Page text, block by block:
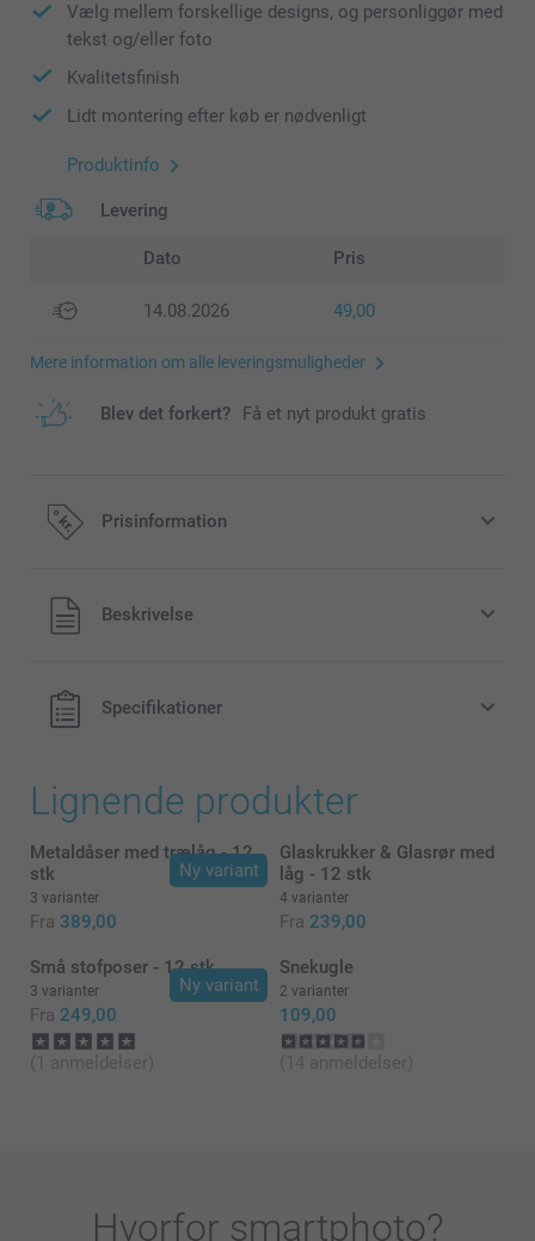
Vælg mellem forskellige designs, og personliggør med
tekst og/eller foto
Kvalitetsfinish
Lidt montering efter køb er nødvenligt
Produktinfo
Levering
Dato Pris
14.08.2026 49,00
Mere information om alle leveringsmuligheder
Blev det forkert? Få et nyt produkt gratis
Prisinformation
Alle priser inklusive moms og uden
forsendelsesomkostninger
Beskrivelse
Specifikationer
Lignende produkter
Ny variant
Metaldåser med trælåg - 12
stk
3 varianter
Fra 389,00
Glaskrukker & Glasrør med
låg - 12 stk
4 varianter
Fra 239,00
Ny variant
Små stofposer - 12 stk
3 varianter
Fra 249,00
(1 anmeldelser)
Snekugle
2 varianter
109,00
(14 anmeldelser)
Hvorfor smartphoto?